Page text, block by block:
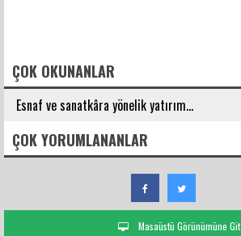
ÇOK OKUNANLAR
Esnaf ve sanatkâra yönelik yatırım...
ÇOK YORUMLANANLAR
Masaüstü Görünümüne Git